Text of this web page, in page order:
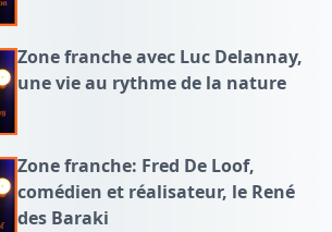
Zone franche avec Luc Delannay,
une vie au rythme de la nature
Zone franche: Fred De Loof,
comédien et réalisateur, le René
des Baraki